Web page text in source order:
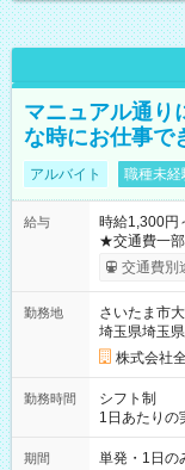
マニュアル通り
な時にお仕事で
アルバイト 職種未経
給与
時給1,300円
★交通費一部支給 時給1,300円～ ※試験・役
※勤務回数
り！】 希望
例】 ・河合
×8時間＝日
円の場合あ
円（役割手当
間】試用期間
交通費別
勤務地
さいたま市
埼玉県埼玉
株式会社
勤務時間
シフト制
1日あたり
間は 試験に
期間 単発・1日の